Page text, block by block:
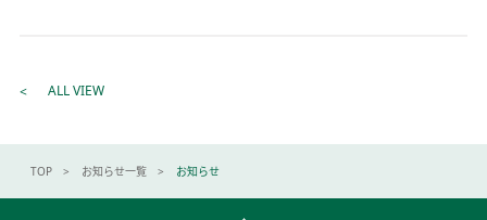
ALL VIEW
TOP お知らせ一覧 お知らせ